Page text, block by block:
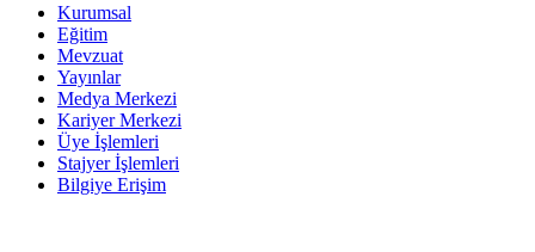
Kurumsal
Eğitim
Mevzuat
Yayınlar
Medya Merkezi
Kariyer Merkezi
Üye İşlemleri
Stajyer İşlemleri
Bilgiye Erişim